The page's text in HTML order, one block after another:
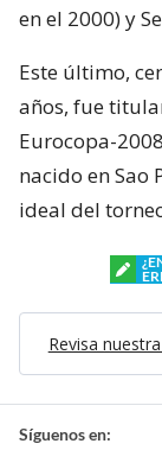
en el 2000) y
Este último,
años, fue
Eurocopa-
nacido en
ideal del
Revisa
Síguenos en: